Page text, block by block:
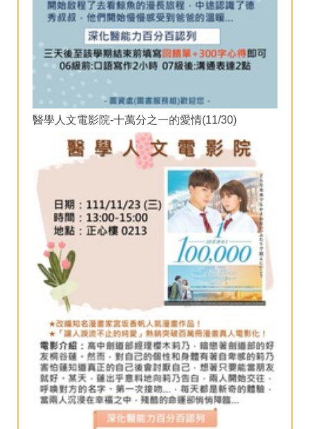
醫學人文電影院-十萬分之一的愛情(11/30)